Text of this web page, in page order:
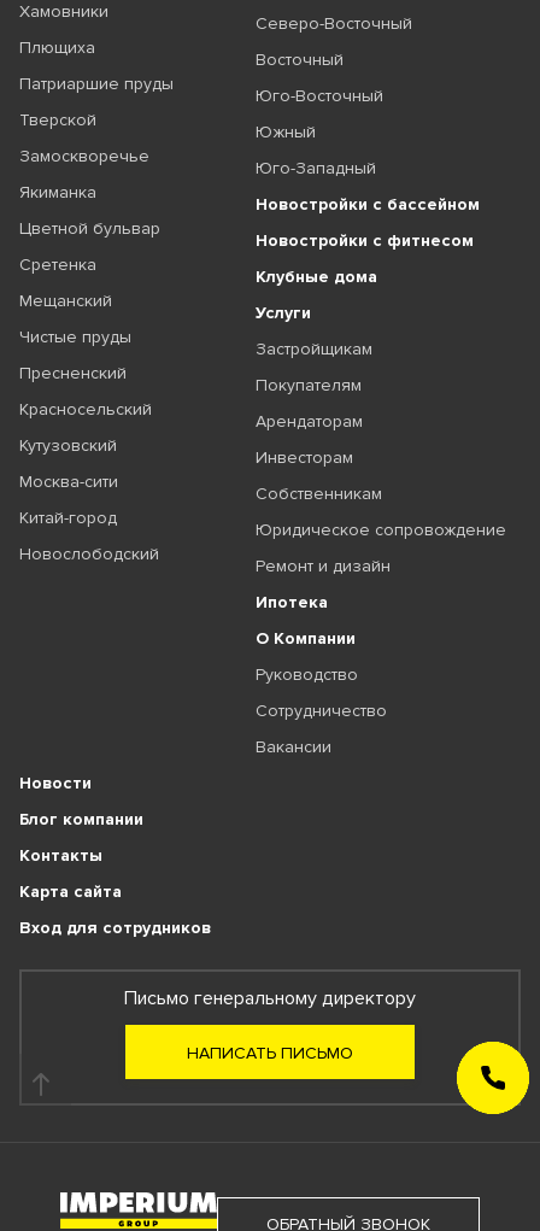
Хамовники
Плющиха
Патриаршие пруды
Тверской
Замоскворечье
Якиманка
Цветной бульвар
Сретенка
Мещанский
Чистые пруды
Пресненский
Красносельский
Кутузовский
Москва-сити
Китай-город
Новослободский
Северо-Восточный
Восточный
Юго-Восточный
Южный
Юго-Западный
Новостройки с бассейном
Новостройки с фитнесом
Клубные дома
Услуги
Застройщикам
Покупателям
Арендаторам
Инвесторам
Собственникам
Юридическое сопровождение
Ремонт и дизайн
Ипотека
О Компании
Руководство
Сотрудничество
Вакансии
Новости
Блог компании
Контакты
Карта сайта
Вход для сотрудников
Письмо генеральному директору
НАПИСАТЬ ПИСЬМО
ЗАКАЗАТЬ
ЗВОНОК
ОБРАТНЫЙ ЗВОНОК